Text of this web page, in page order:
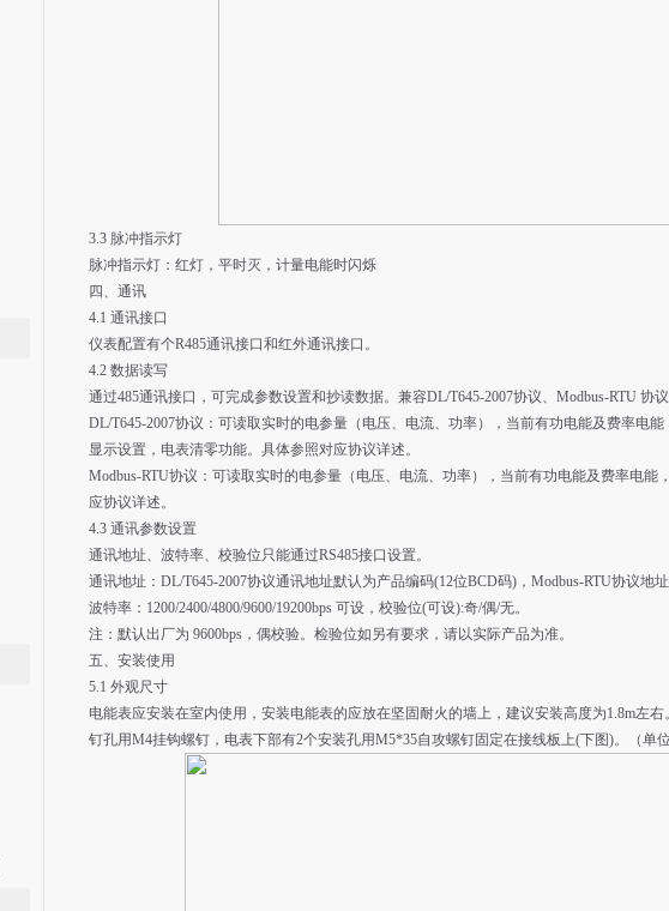
3.3 脉冲指示灯
脉冲指示灯：红灯，平时灭，计量电能时闪烁
四、通讯
4.1 通讯接口
仪表配置有个R485通讯接口和红外通讯接口。
4.2 数据读写
通过485通讯接口，可完成参数设置和抄读数据。兼容DL/T645-2007协议、Modbus-RTU 协
DL/T645-2007协议：可读取实时的电参量（电压、电流、功率），当前有功电能及费率电
显示设置，电表清零功能。具体参照对应协议详述。
Modbus-RTU协议：可读取实时的电参量（电压、电流、功率），当前有功电能及费率电能
应协议详述。
4.3 通讯参数设置
通讯地址、波特率、校验位只能通过RS485接口设置。
通讯地址：DL/T645-2007协议通讯地址默认为产品编码(12位BCD码)，Modbus-RTU协议地址
波特率：1200/2400/4800/9600/19200bps 可设，校验位(可设):奇/偶/无。
注：默认出厂为 9600bps，偶校验。检验位如另有要求，请以实际产品为准。
五、安装使用
5.1 外观尺寸
电能表应安装在室内使用，安装电能表的应放在坚固耐火的墙上，建议安装高度为1.8m左
钉孔用M4挂钩螺钉，电表下部有2个安装孔用M5*35自攻螺钉固定在接线板上(下图)。（单位